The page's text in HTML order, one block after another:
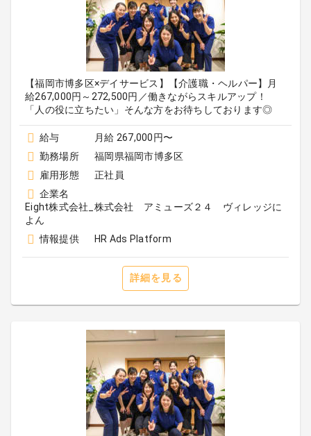
【福岡市博多区×デイサービス】【介護職・ヘルパー】月
給267,000円～272,500円／働きながらスキルアップ！
「人の役に立ちたい」そんな方をお待ちしております◎
給与
月給 267,000円〜
勤務場所
福岡県福岡市博多区
雇用形態
正社員
企業名
Eight株式会社_株式会社 アミューズ２４ ヴィレッジに
よん
情報提供
HR Ads Platform
詳細を見る